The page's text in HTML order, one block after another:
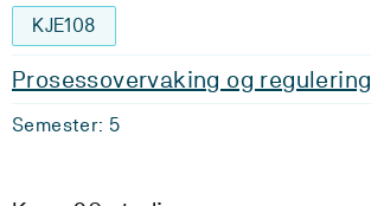
KJE108
Prosessovervaking og regulering
Semester: 5